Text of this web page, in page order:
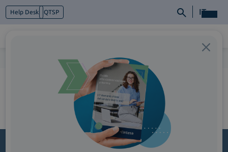
Help Desk QTSP IT
Cosa facciamo
2_Conosciamoci